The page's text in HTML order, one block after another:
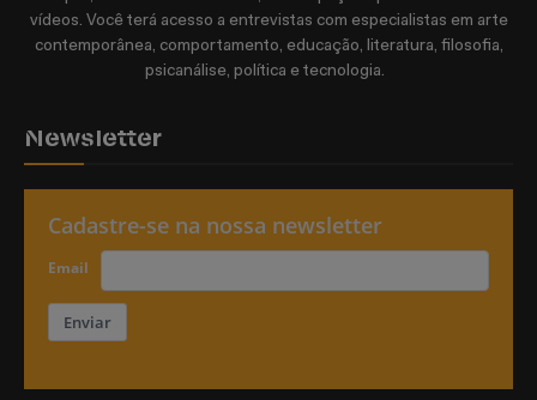
vídeos. Você terá acesso a entrevistas com especialistas em arte
contemporânea, comportamento, educação, literatura, filosofia,
psicanálise, política e tecnologia.
Newsletter
Cadastre-se na nossa newsletter
Email
Enviar